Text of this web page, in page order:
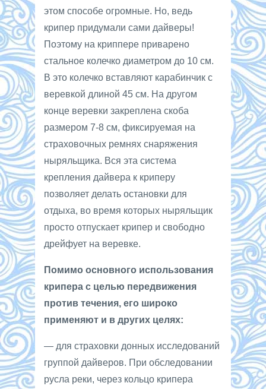
этом способе огромные. Но, ведь
крипер придумали сами дайверы!
Поэтому на криппере приварено
стальное колечко диаметром до 10 см.
В это колечко вставляют карабинчик с
веревкой длиной 45 см. На другом
конце веревки закреплена скоба
размером 7-8 см, фиксируемая на
страховочных ремнях снаряжения
ныряльщика. Вся эта система
крепления дайвера к криперу
позволяет делать остановки для
отдыха, во время которых ныряльщик
просто отпускает крипер и свободно
дрейфует на веревке.
Помимо основного использования
крипера с целью передвижения
против течения, его широко
применяют и в других целях:
— для страховки донных исследований
группой дайверов. При обследовании
русла реки, через кольцо крипера